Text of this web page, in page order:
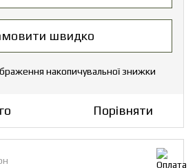
швидко
накопичувальної знижки
Порівняти